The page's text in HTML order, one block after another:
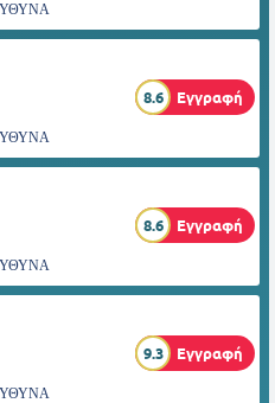
8.6 Εγγραφή
8.6 Εγγραφή
9.3 Εγγραφή